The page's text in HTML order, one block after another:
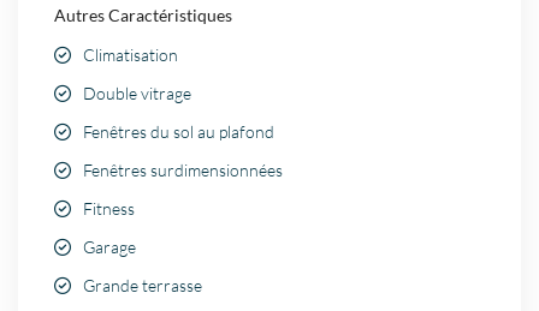
Autres Caractéristiques
Climatisation
Double vitrage
Fenêtres du sol au plafond
Fenêtres surdimensionnées
Fitness
Garage
Grande terrasse